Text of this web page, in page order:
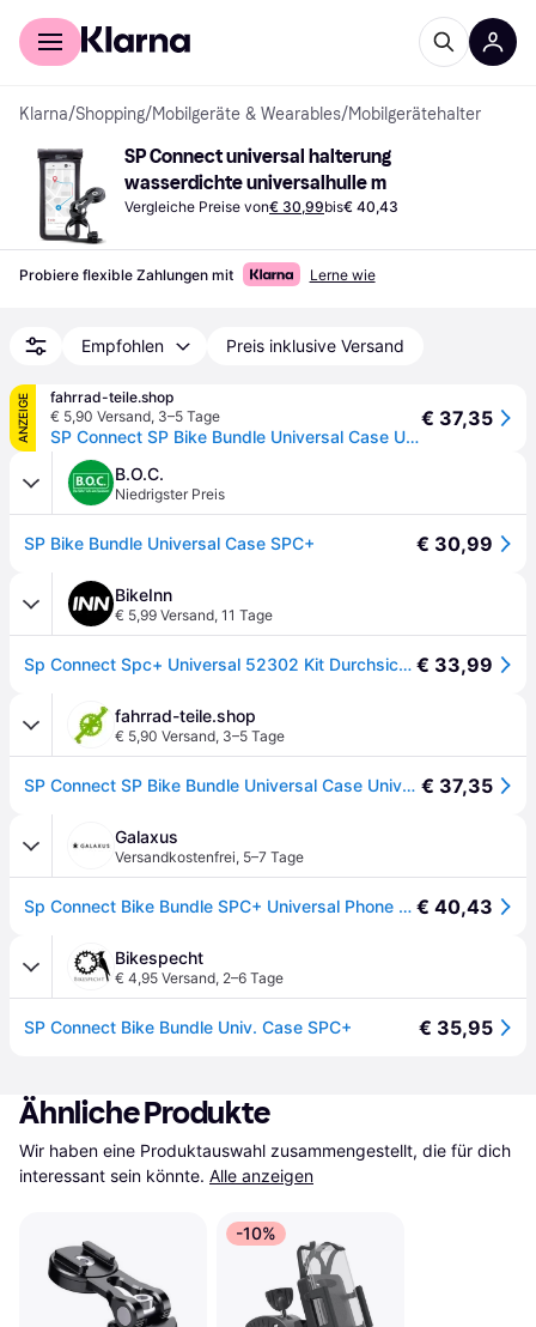
Für Shopper
Klarna/Shopping/Mobilgeräte & Wearables/Mobilgerätehalter
SP Connect universal halterung
wasserdichte universalhulle m
Vergleiche Preise von€ 30,99bis€ 40,43
Probiere flexible Zahlungen mit Lerne wie
Empfohlen Preis inklusive Versand
ANZEIGE
fahrrad-teile.shop
€ 5,90 Versand, 3–5 Tage
SP Connect SP Bike Bundle Universal Case Universalgröße - sicherer Smartphone-Schutz am Bike
€ 37,35
B.O.C.
Niedrigster Preis
SP Bike Bundle Universal Case SPC+ € 30,99
BikeInn
€ 5,99 Versand, 11 Tage
Sp Connect Spc+ Universal 52302 Kit Durchsichtig € 33,99
fahrrad-teile.shop
€ 5,90 Versand, 3–5 Tage
SP Connect SP Bike Bundle Universal Case Universalgröße - sicherer Smartphone-Schutz am Bike € 37,35
Galaxus
Versandkostenfrei, 5–7 Tage
Sp Connect Bike Bundle SPC+ Universal Phone Case, Smartphone Halterung, Schwarz € 40,43
Bikespecht
€ 4,95 Versand, 2–6 Tage
SP Connect Bike Bundle Univ. Case SPC+ € 35,95
Ähnliche Produkte
Wir haben eine Produktauswahl zusammengestellt, die für dich
interessant sein könnte. Alle anzeigen
-10%